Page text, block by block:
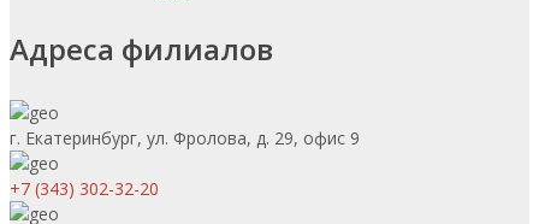
Адреса филиалов
г. Екатеринбург, ул. Фролова, д. 29, офис 9
+7 (343) 302-32-20